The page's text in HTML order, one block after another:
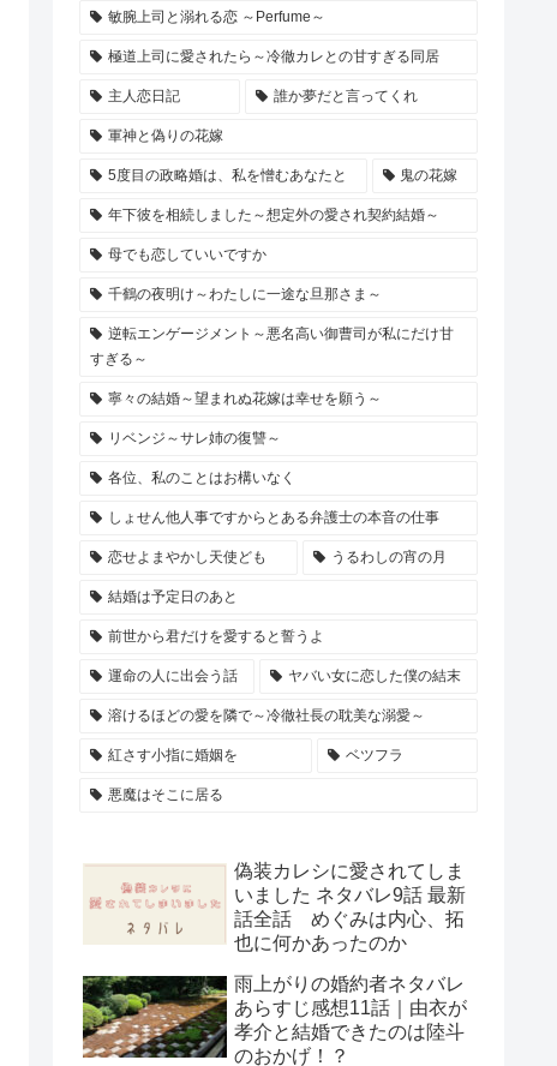
敏腕上司と溺れる恋 ～Perfume～
極道上司に愛されたら～冷徹カレとの甘すぎる同居
主人恋日記 誰か夢だと言ってくれ
軍神と偽りの花嫁
5度目の政略婚は、私を憎むあなたと 鬼の花嫁
年下彼を相続しました～想定外の愛され契約結婚～
母でも恋していいですか
千鶴の夜明け～わたしに一途な旦那さま～
逆転エンゲージメント～悪名高い御曹司が私にだけ甘
すぎる～
寧々の結婚～望まれぬ花嫁は幸せを願う～
リベンジ～サレ姉の復讐～
各位、私のことはお構いなく
しょせん他人事ですからとある弁護士の本音の仕事
恋せよまやかし天使ども うるわしの宵の月
結婚は予定日のあと
前世から君だけを愛すると誓うよ
運命の人に出会う話 ヤバい女に恋した僕の結末
溶けるほどの愛を隣で～冷徹社長の耽美な溺愛～
紅さす小指に婚姻を ベツフラ
悪魔はそこに居る
偽装カレシに愛されてしま
いました ネタバレ9話 最新
話全話 めぐみは内心、拓
也に何かあったのか
雨上がりの婚約者ネタバレ
あらすじ感想11話｜由衣が
孝介と結婚できたのは陸斗
のおかげ！？